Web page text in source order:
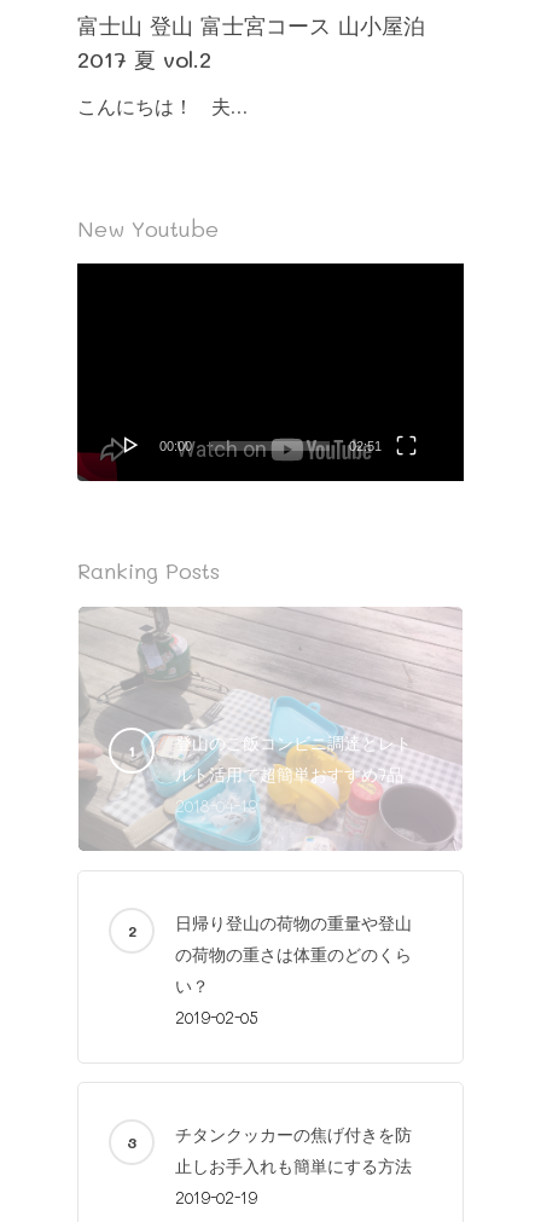
富士山 登山 富士宮コース 山小屋泊
2017 夏 vol.2
こんにちは！ 夫…
New Youtube
00:00 02:51
Ranking Posts
登山のご飯コンビニ調達とレト
ルト活用で超簡単おすすめ7品
2018-04-19
日帰り登山の荷物の重量や登山
の荷物の重さは体重のどのくら
い？
2019-02-05
チタンクッカーの焦げ付きを防
止しお手入れも簡単にする方法
2019-02-19